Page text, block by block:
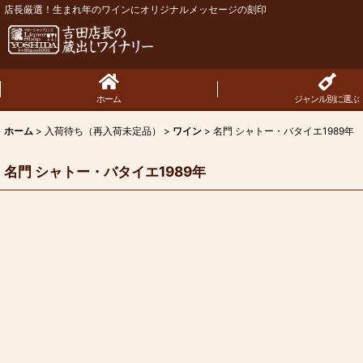
店長厳選！生まれ年のワインにオリジナルメッセージの刻印
ホーム ジャンル別に選ぶ
ホーム > 入荷待ち（再入荷未定品） > ワイン > 名門 シャトー・バタイエ1989年
名門 シャトー・バタイエ1989年